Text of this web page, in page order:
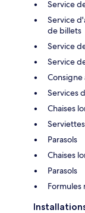
Service
Service
de billets
Service
Service
Consigne
Services
Chaises
Parasols
Chaises
Parasols
Formules